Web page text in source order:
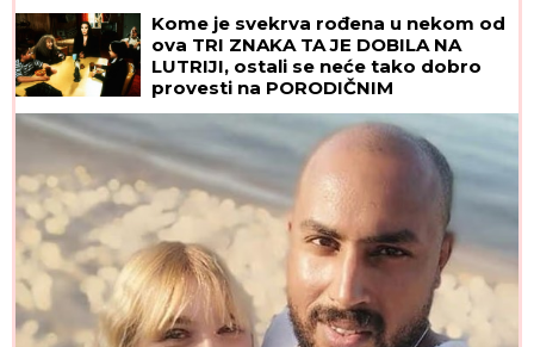
Kome je svekrva rođena u nekom od
ova TRI ZNAKA TA JE DOBILA NA
LUTRIJI, ostali se neće tako dobro
provesti na PORODIČNIM
RUČKOVIMA